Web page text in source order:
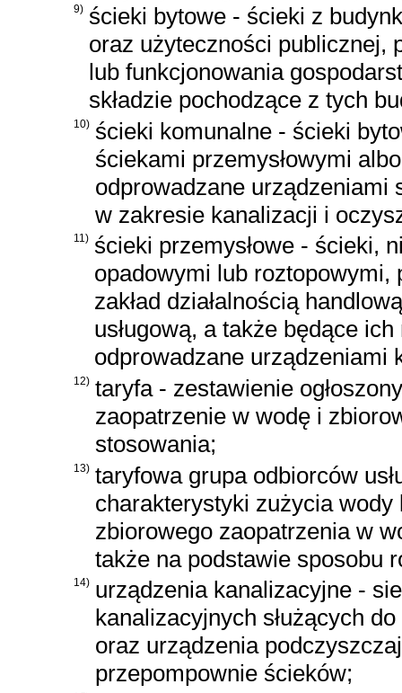
9) ścieki bytowe - ścieki z
oraz użyteczności publicznej,
lub funkcjonowania
składzie pochodzące z tych
10) ścieki komunalne - ścieki
ściekami przemysłowymi
odprowadzane urządzeniami
w zakresie kanalizacji i
11) ścieki przemysłowe - ścieki,
opadowymi lub roztopowymi,
zakład działalnością
usługową, a także będące
odprowadzane urządzeniami
12) taryfa - zestawienie
zaopatrzenie w wodę i
stosowania;
13) taryfowa grupa odbiorców
charakterystyki zużycia
zbiorowego zaopatrzenia w
także na podstawie sposobu
14) urządzenia kanalizacyjne -
kanalizacyjnych służących
oraz urządzenia
przepompownie ścieków;